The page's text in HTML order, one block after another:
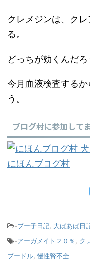
クレメジンは、ク
る。
どっちが効くんだろ
今月血液検査する
う。
ブログ村に参加して
にほんブログ村
-プー子日記, 大ばあば日
-アーガメイト２０％, ク
プードル, 慢性腎不全